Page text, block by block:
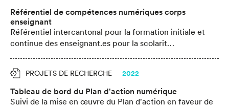
Référentiel de compétences numériques corps
enseignant
Référentiel intercantonal pour la formation initiale et
continue des enseignant.es pour la scolarit…
PROJETS DE RECHERCHE 2022
Tableau de bord du Plan d'action numérique
Suivi de la mise en œuvre du Plan d'action en faveur de